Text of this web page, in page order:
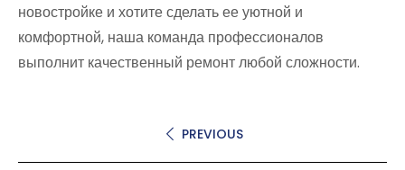
новостройке и хотите сделать ее уютной и
комфортной, наша команда профессионалов
выполнит качественный ремонт любой сложности.
PREVIOUS